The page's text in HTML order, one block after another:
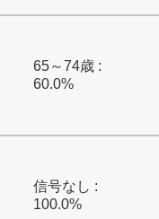
65～74歳 :
60.0%
信号なし :
100.0%